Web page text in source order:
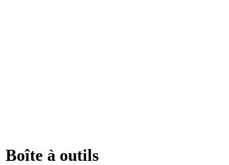
Boîte à outils